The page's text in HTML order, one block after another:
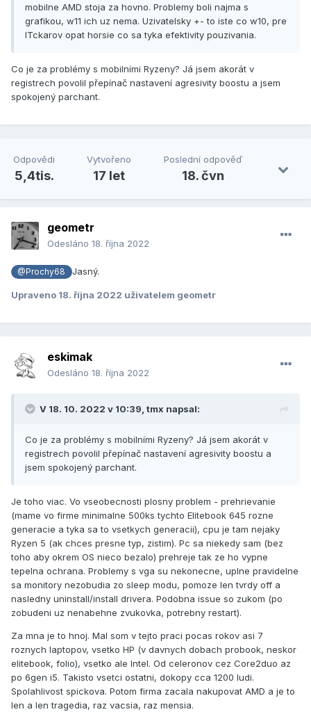
mobilne AMD stoja za hovno. Problemy boli najma s
grafikou, w11 ich uz nema. Uzivatelsky +- to iste co w10, pre
ITckarov opat horsie co sa tyka efektivity pouzivania.
Co je za problémy s mobilními Ryzeny? Já jsem akorát v
registrech povolil přepínač nastavení agresivity boostu a jsem
spokojený parchant.
Odpovědi
5,4tis.
Vytvořeno
17 let
Poslední odpověď
18. čvn
geometr
Odesláno 18. října 2022
@Prochy68 Jasný.
Upraveno 18. října 2022 uživatelem geometr
eskimak
Odesláno 18. října 2022
V 18. 10. 2022 v 10:39, tmx napsal:
Co je za problémy s mobilními Ryzeny? Já jsem akorát v
registrech povolil přepínač nastavení agresivity boostu a
jsem spokojený parchant.
Je toho viac. Vo vseobecnosti plosny problem - prehrievanie
(mame vo firme minimalne 500ks tychto Elitebook 645 rozne
generacie a tyka sa to vsetkych generacii), cpu je tam nejaky
Ryzen 5 (ak chces presne typ, zistim). Pc sa niekedy sam (bez
toho aby okrem OS nieco bezalo) prehreje tak ze ho vypne
tepelna ochrana. Problemy s vga su nekonecne, uplne pravidelne
sa monitory nezobudia zo sleep modu, pomoze len tvrdy off a
nasledny uninstall/install drivera. Podobna issue so zukom (po
zobudeni uz nenabehne zvukovka, potrebny restart).
Za mna je to hnoj. Mal som v tejto praci pocas rokov asi 7
roznych laptopov, vsetko HP (v davnych dobach probook, neskor
elitebook, folio), vsetko ale Intel. Od celeronov cez Core2duo az
po 6gen i5. Takisto vsetci ostatni, dokopy cca 1200 ludi.
Spolahlivost spickova. Potom firma zacala nakupovat AMD a je to
len a len tragedia, raz vacsia, raz mensia.